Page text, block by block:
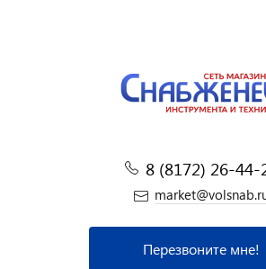
8 (8172) 26-44-
Перезвоните мне!